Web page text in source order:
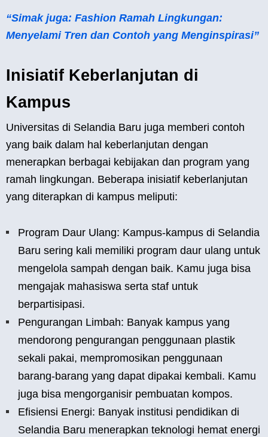
“Simak juga: Fashion Ramah Lingkungan:
Menyelami Tren dan Contoh yang Menginspirasi”
Inisiatif Keberlanjutan di
Kampus
Universitas di Selandia Baru juga memberi contoh
yang baik dalam hal keberlanjutan dengan
menerapkan berbagai kebijakan dan program yang
ramah lingkungan. Beberapa inisiatif keberlanjutan
yang diterapkan di kampus meliputi:
Program Daur Ulang: Kampus-kampus di Selandia
Baru sering kali memiliki program daur ulang untuk
mengelola sampah dengan baik. Kamu juga bisa
mengajak mahasiswa serta staf untuk
berpartisipasi.
Pengurangan Limbah: Banyak kampus yang
mendorong pengurangan penggunaan plastik
sekali pakai, mempromosikan penggunaan
barang-barang yang dapat dipakai kembali. Kamu
juga bisa mengorganisir pembuatan kompos.
Efisiensi Energi: Banyak institusi pendidikan di
Selandia Baru menerapkan teknologi hemat energi